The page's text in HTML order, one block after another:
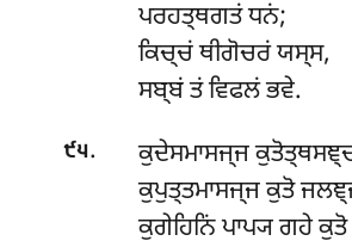
ਪਰਹਤ੍ਥਗਤਂ ਧਨਂ;
ਕਿਚ੍ਚਂ ਥੀਗੋਚਰਂ ਯਸ੍ਸ,
ਸਬ੍ਬਂ ਤਂ ਵਿਫਲਂ ਭਵੇ.
੯੫. ਕੁਦੇਸਮਾਸਜ੍ਜ
ਕੁਪੁਤ੍ਤਮਾਸਜ੍ਜ ਕੁਤੋ
ਕੁਗੇਹਿਨਿਂ ਪਾਪ੍ਯ ਗਹੇ